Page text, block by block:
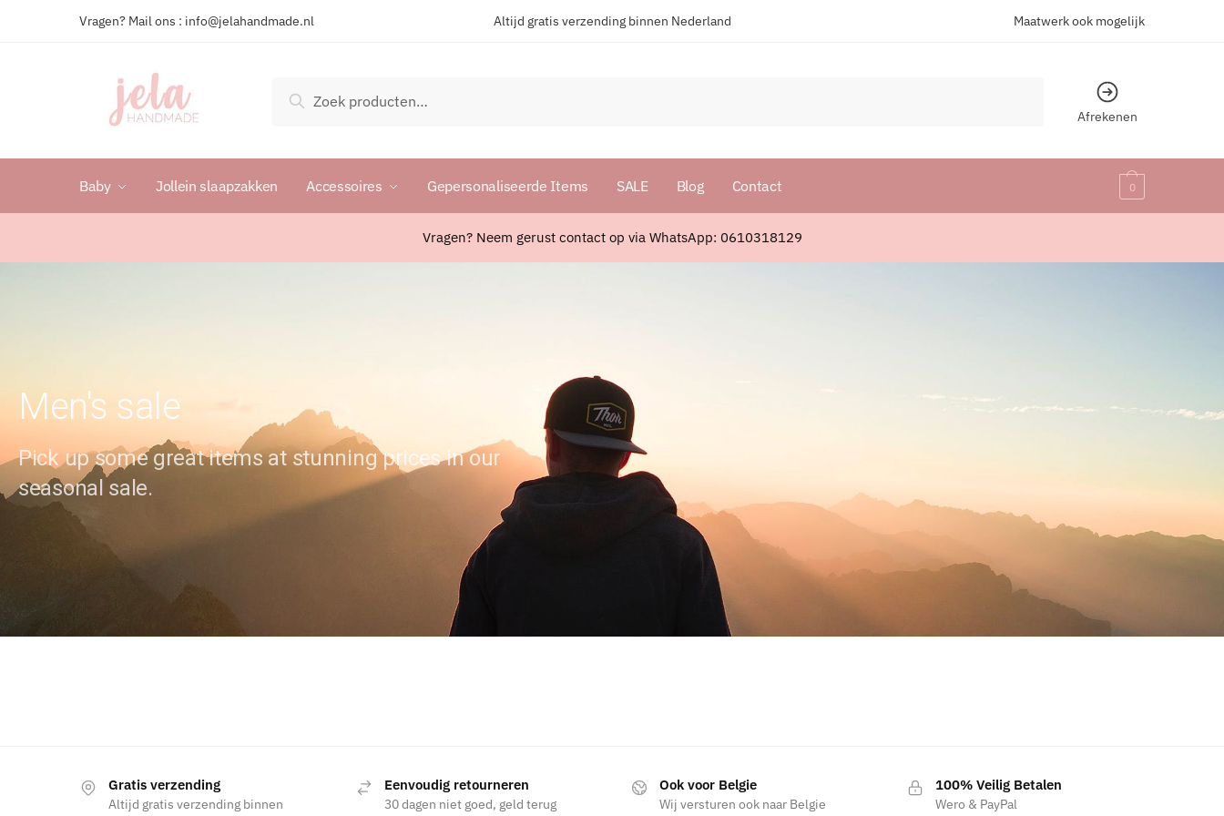
Vragen? Mail ons : info@jelahandmade.nl Altijd gratis verzending binnen Nederland Maatwerk ook mogelijk
Zoeken
Afrekenen
Baby Jollein slaapzakken Accessoires Gepersonaliseerde Items SALE Blog Contact 0
Vragen? Neem gerust contact op via WhatsApp: 0610318129
Men's sale
Pick up some great items at stunning prices in our
seasonal sale.
Gratis verzending
Altijd gratis verzending binnen
Eenvoudig retourneren
30 dagen niet goed, geld terug
Ook voor Belgie
Wij versturen ook naar Belgie
100% Veilig Betalen
Wero & PayPal